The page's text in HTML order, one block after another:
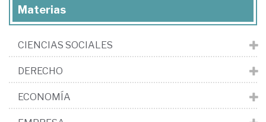
Materias
CIENCIAS SOCIALES
DERECHO
ECONOMÍA